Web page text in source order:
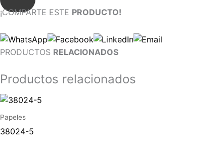
¡COMPARTE ESTE PRODUCTO!
PRODUCTOS RELACIONADOS
Productos relacionados
Papeles
38024-5